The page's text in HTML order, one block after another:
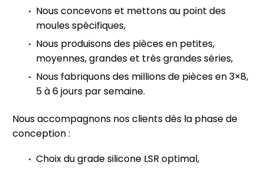
Nous concevons et mettons au point des
moules spécifiques,
Nous produisons des pièces en petites,
moyennes, grandes et très grandes séries,
Nous fabriquons des millions de pièces en 3×8,
5 à 6 jours par semaine.
Nous accompagnons nos clients dès la phase de
conception :
Choix du grade silicone LSR optimal,